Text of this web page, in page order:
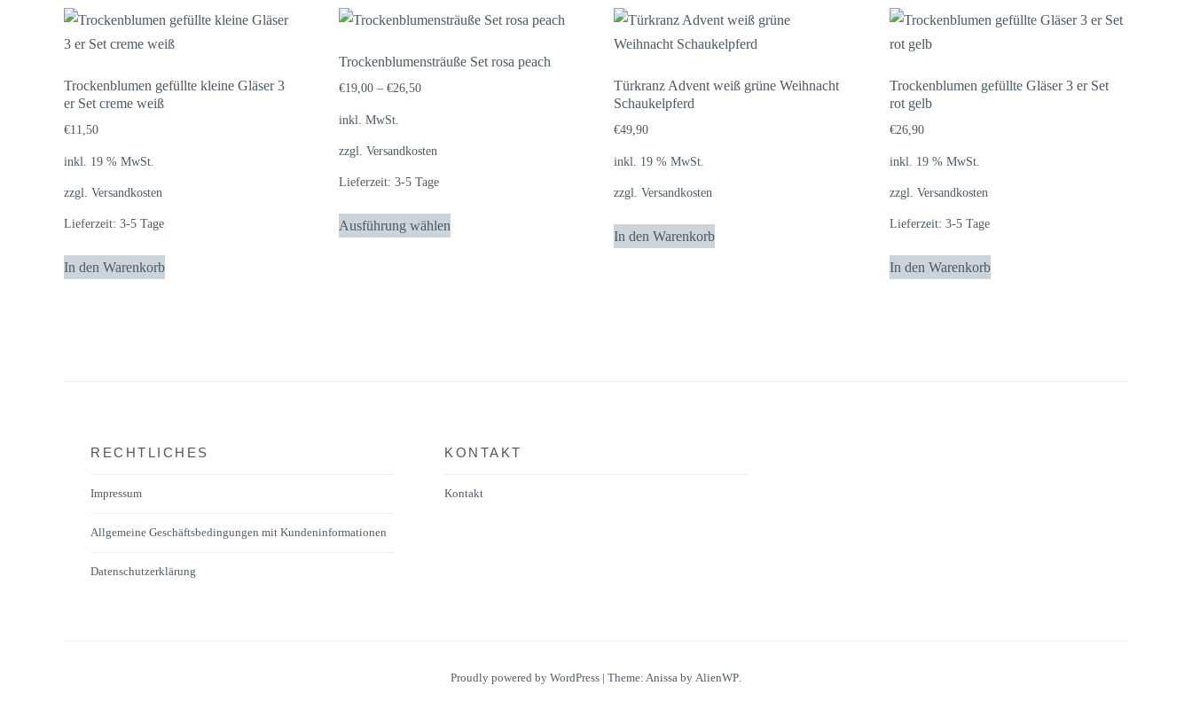
Trockenblumen gefüllte kleine Gläser 3
er Set creme weiß
€11,50
inkl. 19 % MwSt.
zzgl. Versandkosten
Lieferzeit: 3-5 Tage
In den Warenkorb
Trockenblumensträuße Set rosa peach
€19,00 –€26,50
inkl. MwSt.
zzgl.Versandkosten
Lieferzeit:3-5 Tage
Ausführung wählen
Dieses
Produkt
der
gewählt
Türkranz Advent weiß grüne Weihnacht
Schaukelpferd
€49,90
inkl. 19 % MwSt.
zzgl.Versandkosten
In den Warenkorb
Trockenblumen gefüllte Gläser 3 er Set
rot gelb
€26,90
inkl. 19 % MwSt.
zzgl. Versandkosten
Lieferzeit: 3-5 Tage
In den Warenkorb
RECHTLICHES
Impressum
Allgemeine Geschäftsbedingungen mit Kundeninformationen
Datenschutzerklärung
KONTAKT
Kontakt
Proudly powered by WordPress | Theme: Anissa by AlienWP.